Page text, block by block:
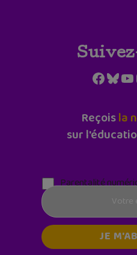
Reçoisla
sur
Parentalité